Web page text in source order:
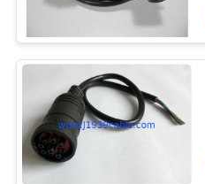
ΈΛΕΓΧΟΣ
ΜΑΣ
ΕΛΆΤΕ
ΣΕ
ΕΠΑΦΉ